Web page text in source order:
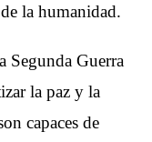
la humanidad.
Segunda Guerra
la paz y la
capaces de